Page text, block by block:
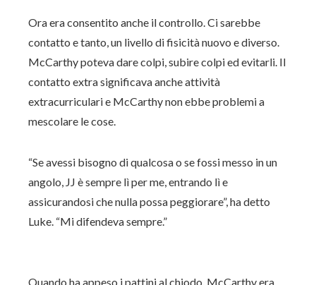
Ora era consentito anche il controllo. Ci sarebbe
contatto e tanto, un livello di fisicità nuovo e diverso.
McCarthy poteva dare colpi, subire colpi ed evitarli. Il
contatto extra significava anche attività
extracurriculari e McCarthy non ebbe problemi a
mescolare le cose.
“Se avessi bisogno di qualcosa o se fossi messo in un
angolo, JJ è sempre lì per me, entrando lì e
assicurandosi che nulla possa peggiorare”, ha detto
Luke. “Mi difendeva sempre.”
Quando ha appeso i pattini al chiodo, McCarthy era